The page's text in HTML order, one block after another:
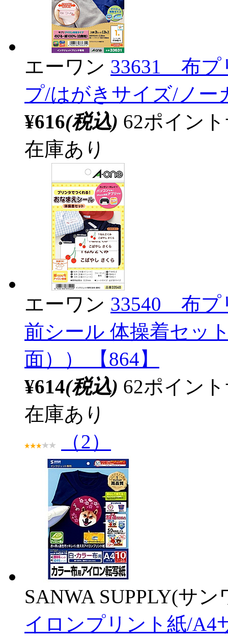
エーワン 33631 布プ
プ/はがきサイズ/ノー
¥616(税込) 62ポイン
在庫あり
エーワン 33540 布プ
前シール 体操着セッ
面）） 【864】
¥614(税込) 62ポイン
在庫あり
（2）
SANWA SUPPLY(サ
イロンプリント紙/A4